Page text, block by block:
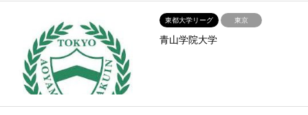
東都大学リーグ 東京
青山学院大学